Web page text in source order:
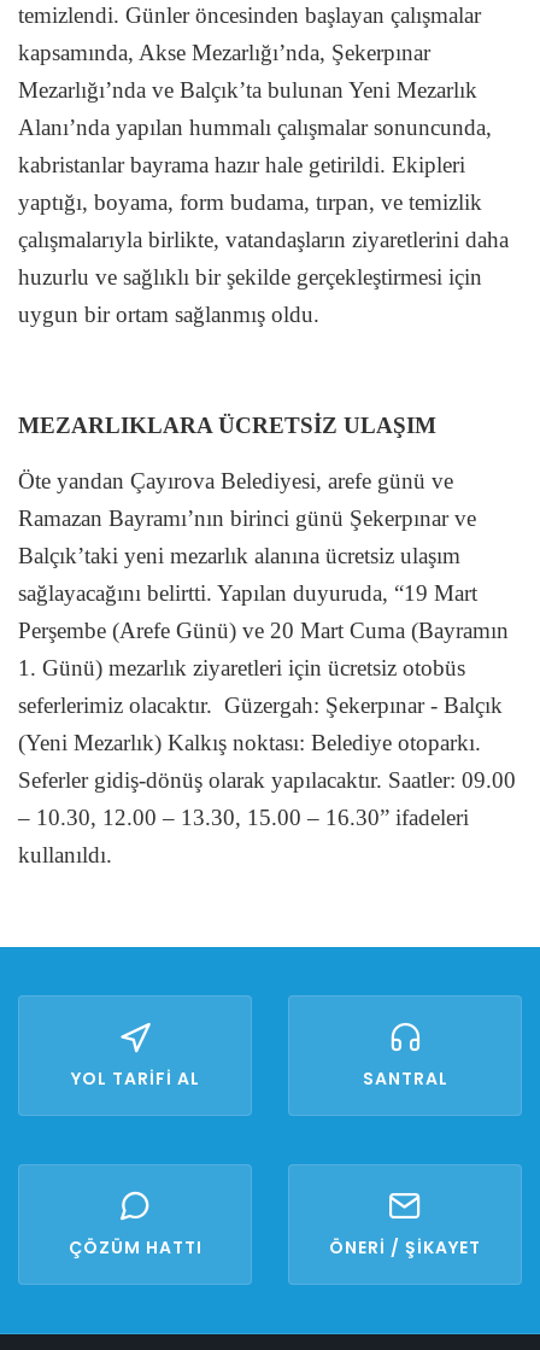
temizlendi. Günler öncesinden başlayan çalışmalar
kapsamında, Akse Mezarlığı’nda, Şekerpınar
Mezarlığı’nda ve Balçık’ta bulunan Yeni Mezarlık
Alanı’nda yapılan hummalı çalışmalar sonuncunda,
kabristanlar bayrama hazır hale getirildi. Ekipleri
yaptığı, boyama, form budama, tırpan, ve temizlik
çalışmalarıyla birlikte, vatandaşların ziyaretlerini daha
huzurlu ve sağlıklı bir şekilde gerçekleştirmesi için
uygun bir ortam sağlanmış oldu.
MEZARLIKLARA ÜCRETSİZ ULAŞIM
Öte yandan Çayırova Belediyesi, arefe günü ve
Ramazan Bayramı’nın birinci günü Şekerpınar ve
Balçık’taki yeni mezarlık alanına ücretsiz ulaşım
sağlayacağını belirtti. Yapılan duyuruda, “19 Mart
Perşembe (Arefe Günü) ve 20 Mart Cuma (Bayramın
1. Günü) mezarlık ziyaretleri için ücretsiz otobüs
seferlerimiz olacaktır. Güzergah: Şekerpınar - Balçık
(Yeni Mezarlık) Kalkış noktası: Belediye otoparkı.
Seferler gidiş-dönüş olarak yapılacaktır. Saatler: 09.00
– 10.30, 12.00 – 13.30, 15.00 – 16.30” ifadeleri
kullanıldı.
YOL TARİFİ AL SANTRAL
ÇÖZÜM HATTI ÖNERİ / ŞİKAYET